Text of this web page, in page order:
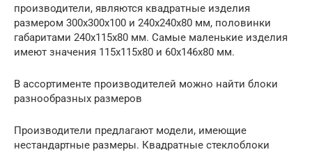
производители, являются квадратные изделия
размером 300х300х100 и 240х240х80 мм, половинки
габаритами 240х115х80 мм. Самые маленькие изделия
имеют значения 115х115х80 и 60х146х80 мм.
В ассортименте производителей можно найти блоки
разнообразных размеров
Производители предлагают модели, имеющие
нестандартные размеры. Квадратные стеклоблоки